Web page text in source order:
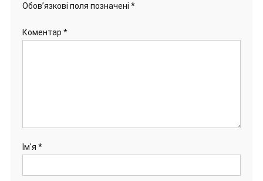
Обов’язкові поля позначені *
Коментар *
Ім'я *